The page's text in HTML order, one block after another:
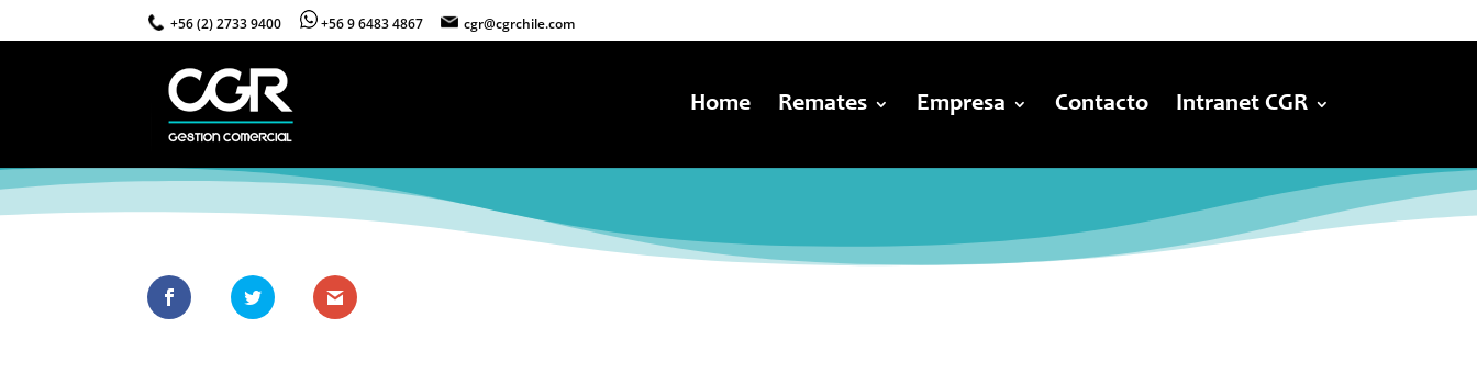
+56 (2) 2733 9400 +56 9 6483 4867 cgr@cgrchile.com
Home Remates Empresa Contacto Intranet CGR